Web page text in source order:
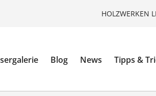
HOLZWERKEN
Blog News Tipps &